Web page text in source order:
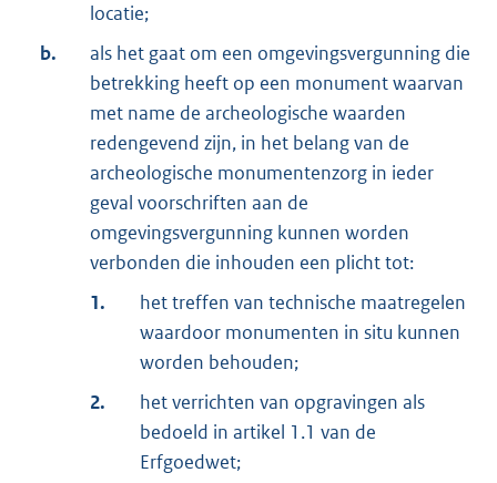
locatie;
b.
als het gaat om een omgevingsvergunning die
betrekking heeft op een monument waarvan
met name de archeologische waarden
redengevend zijn, in het belang van de
archeologische monumentenzorg in ieder
geval voorschriften aan de
omgevingsvergunning kunnen worden
verbonden die inhouden een plicht tot:
1.
het treffen van technische maatregelen
waardoor monumenten in situ kunnen
worden behouden;
2.
het verrichten van opgravingen als
bedoeld in artikel 1.1 van de
Erfgoedwet;